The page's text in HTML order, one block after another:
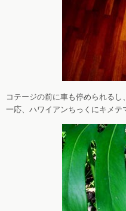
コテージの前に車も停められるし
一応、ハワイアンちっくにキメテ